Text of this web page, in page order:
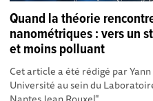
Quand la théorie
nanométriques : vers un
et moins polluant
Cet article a été rédigé par
Université au sein du